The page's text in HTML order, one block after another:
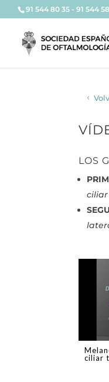
91 544 80 35 - 91 544
LOS
ciliar